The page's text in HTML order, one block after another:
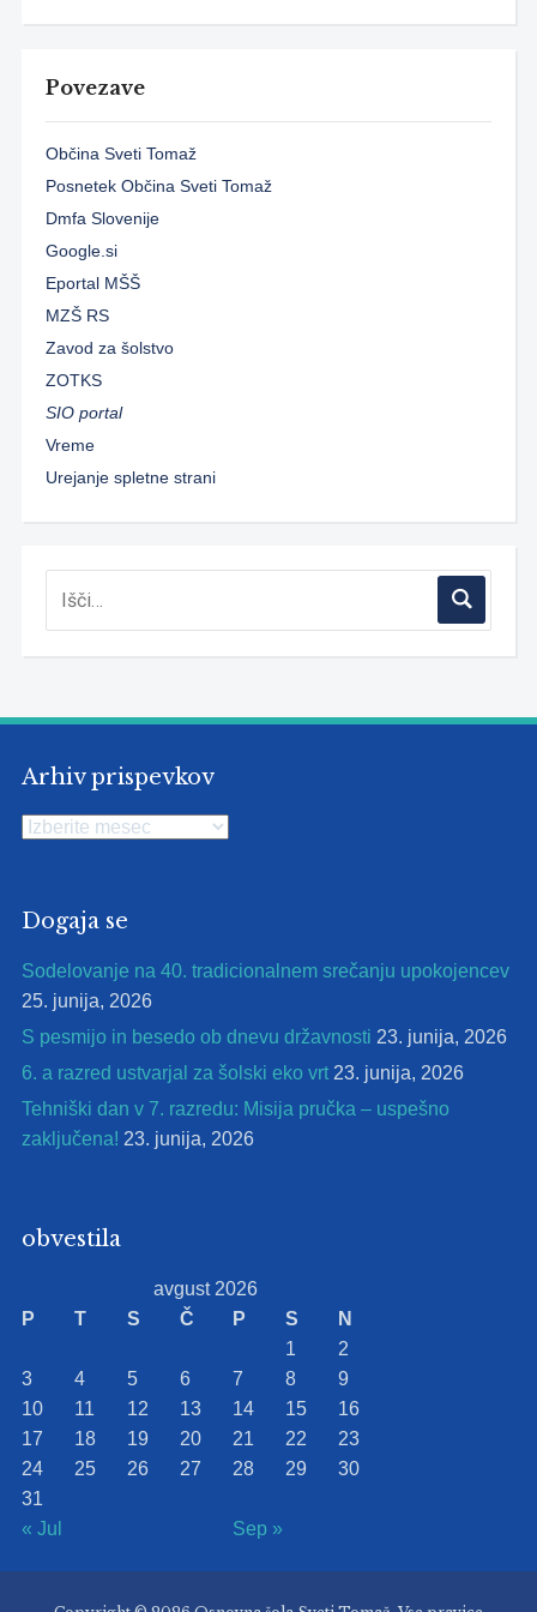
Povezave
Občina Sveti Tomaž
Posnetek Občina Sveti Tomaž
Dmfa Slovenije
Google.si
Eportal MŠŠ
MZŠ RS
Zavod za šolstvo
ZOTKS
SIO portal
Vreme
Urejanje spletne strani
Arhiv prispevkov
Arhiv
Dogaja se
Sodelovanje na 40. tradicionalnem srečanju upokojencev
25. junija, 2026
S pesmijo in besedo ob dnevu državnosti 23. junija, 2026
6. a razred ustvarjal za šolski eko vrt 23. junija, 2026
Tehniški dan v 7. razredu: Misija pručka – uspešno
zaključena! 23. junija, 2026
obvestila
avgust 2026
P
T S Č P S
N
1
2
3
4 5 6 7 8
9
10
11 12 13 14 15
16
17
18 19 20 21 22
23
24
25 26 27 28 29
30
31
« Jul
Sep »